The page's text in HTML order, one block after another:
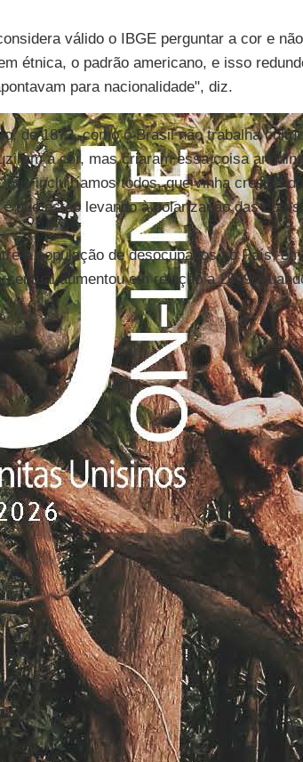
válido o IBGE perguntar a cor e
étnica, o padrão americano, e isso
para nacionalidade", diz.
de 1872, como o Brasil não trabalha
a cor, mas criaram essa coisa
nos incluiríamos todos, que vinha
que estão levando à polarização das
a população de desocupados no País,
aumentou em relação a 2009,